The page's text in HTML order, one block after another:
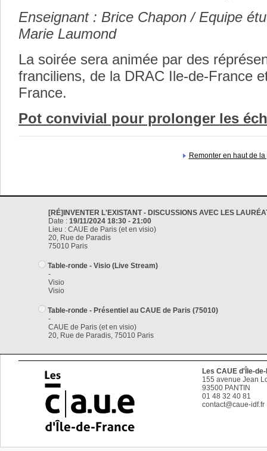
Enseignant : Brice Chapon / Equipe
Marie Laumond
La soirée sera animée par des
franciliens, de la DRAC Ile-de-France
France.
Pot convivial pour prolonger les
Remonter en haut de la
[RÉ]INVENTER L'EXISTANT - DISCUSSIONS AVEC LES
Date : 19/11/2024 18:30 - 21:00
Lieu : CAUE de Paris (et en visio)
20, Rue de Paradis
75010 Paris
Table-ronde - Visio (Live Stream)
-
Visio
Visio
Table-ronde - Présentiel au CAUE de Paris (75010)
-
CAUE de Paris (et en visio)
20, Rue de Paradis, 75010 Paris
Les CAUE d'Île-
155 avenue Jean
93500 PANTIN
01 48 32 40 81
contact@caue-idf.fr